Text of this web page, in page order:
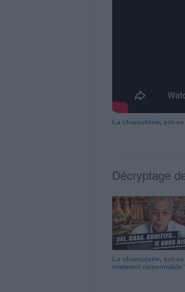
La charcuterie, est-
Décryptage
La charcuterie, est-ce
vraiment raisonnable